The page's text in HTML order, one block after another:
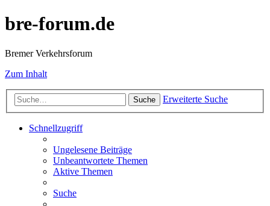
bre-forum.de
Bremer Verkehrsforum
Zum Inhalt
Suche Erweiterte Suche
Schnellzugriff
Ungelesene Beiträge
Unbeantwortete Themen
Aktive Themen
Suche